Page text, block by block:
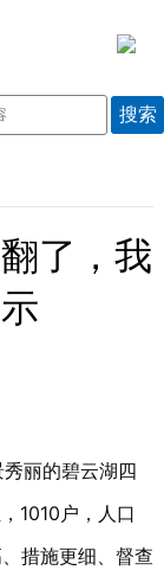
了，我
丽的碧云湖四
1010户，人口
措施更细、督查